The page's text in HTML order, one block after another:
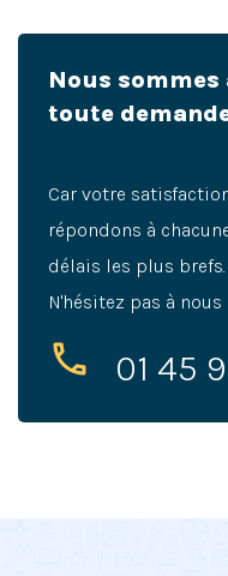
Nous
toute
Car votre
répondons à
délais les plus brefs.
N'hésitez pas à
01 45